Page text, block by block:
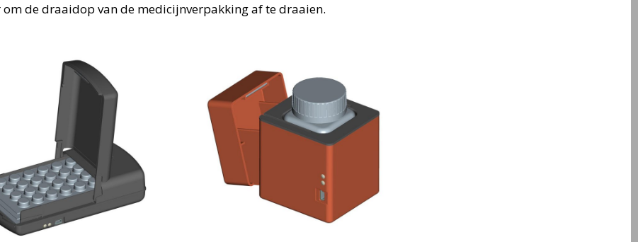
de draaidop van de medicijnverpakking af te draaien.